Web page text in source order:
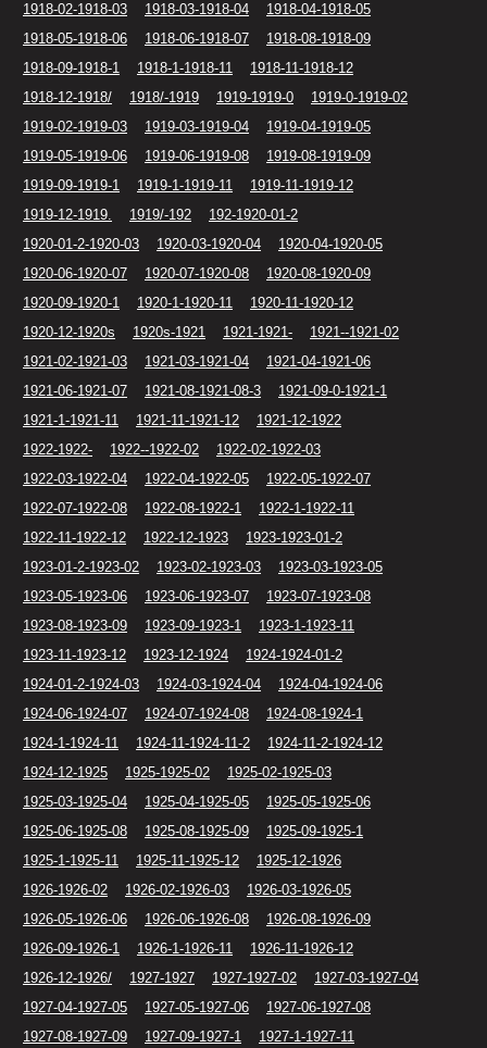
1918-02-1918-03
1918-03-1918-04
1918-04-1918-05
1918-05-1918-06
1918-06-1918-07
1918-08-1918-09
1918-09-1918-1
1918-1-1918-11
1918-11-1918-12
1918-12-1918/
1918/-1919 1919-1919-0
1919-0-1919-02
1919-02-1919-03
1919-03-1919-04
1919-04-1919-05
1919-05-1919-06
1919-06-1919-08
1919-08-1919-09
1919-09-1919-1
1919-1-1919-11
1919-11-1919-12
1919-12-1919.
1919/-192
192-1920-01-2
1920-01-2-1920-03
1920-03-1920-04
1920-04-1920-05
1920-06-1920-07
1920-07-1920-08
1920-08-1920-09
1920-09-1920-1
1920-1-1920-11
1920-11-1920-12
1920-12-1920s
1920s-1921 1921-1921-
1921--1921-02
1921-02-1921-03
1921-03-1921-04
1921-04-1921-06
1921-06-1921-07
1921-08-1921-08-3
1921-09-0-1921-1
1921-1-1921-11
1921-11-1921-12
1921-12-1922
1922-1922-
1922--1922-02
1922-02-1922-03
1922-03-1922-04
1922-04-1922-05
1922-05-1922-07
1922-07-1922-08
1922-08-1922-1
1922-1-1922-11
1922-11-1922-12
1922-12-1923
1923-1923-01-2
1923-01-2-1923-02
1923-02-1923-03
1923-03-1923-05
1923-05-1923-06
1923-06-1923-07
1923-07-1923-08
1923-08-1923-09
1923-09-1923-1
1923-1-1923-11
1923-11-1923-12
1923-12-1924
1924-1924-01-2
1924-01-2-1924-03
1924-03-1924-04
1924-04-1924-06
1924-06-1924-07
1924-07-1924-08
1924-08-1924-1
1924-1-1924-11
1924-11-1924-11-2
1924-11-2-1924-12
1924-12-1925
1925-1925-02
1925-02-1925-03
1925-03-1925-04
1925-04-1925-05
1925-05-1925-06
1925-06-1925-08
1925-08-1925-09
1925-09-1925-1
1925-1-1925-11
1925-11-1925-12
1925-12-1926
1926-1926-02
1926-02-1926-03
1926-03-1926-05
1926-05-1926-06
1926-06-1926-08
1926-08-1926-09
1926-09-1926-1
1926-1-1926-11
1926-11-1926-12
1926-12-1926/
1927-1927 1927-1927-02
1927-03-1927-04
1927-04-1927-05
1927-05-1927-06
1927-06-1927-08
1927-08-1927-09
1927-09-1927-1 1927-1-1927-11